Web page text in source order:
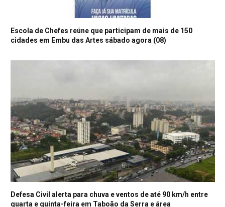
Escola de Chefes reúne que participam de mais de 150
cidades em Embu das Artes sábado agora (08)
Defesa Civil alerta para chuva e ventos de até 90 km/h entre
quarta e quinta-feira em Taboão da Serra e área